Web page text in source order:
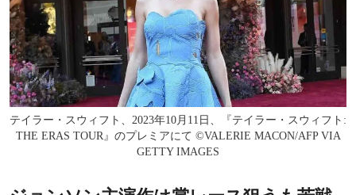
テイラー・スウィフト、2023年10月11日、『テイラー・スウィフト:
THE ERAS TOUR』のプレミアにて ©VALERIE MACON/AFP VIA
GETTY IMAGES